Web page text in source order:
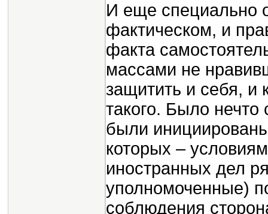
И еще специально
фактическом, и
факта
массами не
защитить и себя, и
такого. Было
были
которых –
иностранных дел
уполномоченные)
соблюдения